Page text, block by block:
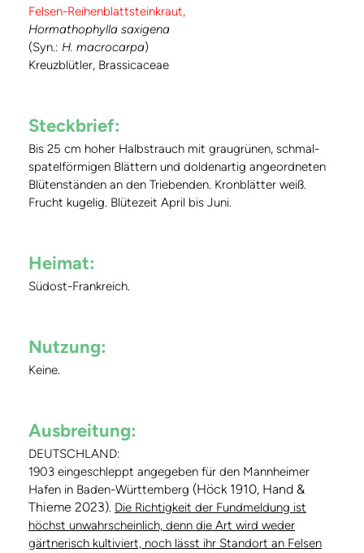
Felsen-Reihenblattsteinkraut,
Hormathophylla saxigena
(Syn.: H. macrocarpa)
Kreuzblütler, Brassicaceae
Steckbrief:
Bis 25 cm hoher Halbstrauch mit graugrünen, schmal-
spatelförmigen Blättern und doldenartig angeordneten
Blütenständen an den Triebenden. Kronblätter weiß.
Frucht kugelig. Blütezeit April bis Juni.
Heimat:
Südost-Frankreich.
Nutzung:
Keine.
Ausbreitung:
DEUTSCHLAND:
1903 eingeschleppt angegeben für den Mannheimer
Hafen in Baden-Württemberg (Höck 1910, Hand &
Thieme 2023). Die Richtigkeit der Fundmeldung ist
höchst unwahrscheinlich, denn die Art wird weder
gärtnerisch kultiviert, noch lässt ihr Standort an Felsen